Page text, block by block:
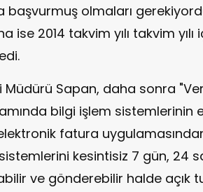
başvurmuş olmaları
ise 2014 takvim yılı takvim
Müdürü Sapan, daha sonra
bilgi işlem sistemlerinin
fatura
kesintisiz 7 gün, 24
ve gönderebilir halde açık